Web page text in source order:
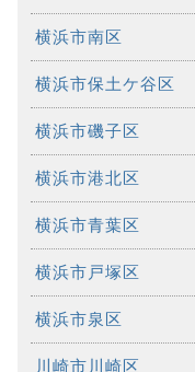
横浜市南区
横浜市保土ケ谷区
横浜市磯子区
横浜市港北区
横浜市青葉区
横浜市戸塚区
横浜市泉区
川崎市川崎区